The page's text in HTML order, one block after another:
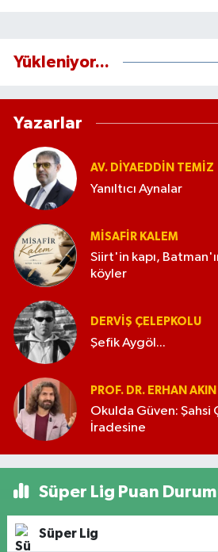
Yükleniyor...
Yazarlar
AV. DIYAEDDIN TEMIZ
Yanıltıcı Aynalar
MISAFIR KALEM
Siirt'in kapı,
köyler
DERVIŞ ÇELEPKOLU
Şefik Aygöl...
PROF. DR. ERHAN AKIN
Okulda Güven: Şahsi
İradesine
Süper Lig Puan
Süper Lig